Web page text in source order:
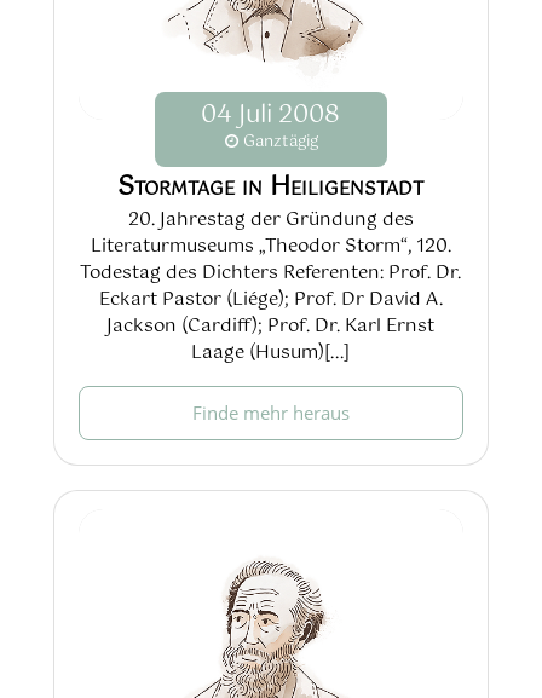
04 Juli 2008
Ganztägig
Stormtage in Heiligenstadt
20. Jahrestag der Gründung des
Literaturmuseums „Theodor Storm“, 120.
Todestag des Dichters Referenten: Prof. Dr.
Eckart Pastor (Liége); Prof. Dr David A.
Jackson (Cardiff); Prof. Dr. Karl Ernst
Laage (Husum)[...]
Finde mehr heraus